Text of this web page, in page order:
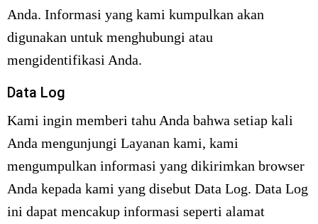
Anda. Informasi yang kami kumpulkan akan
digunakan untuk menghubungi atau
mengidentifikasi Anda.
Data Log
Kami ingin memberi tahu Anda bahwa setiap kali
Anda mengunjungi Layanan kami, kami
mengumpulkan informasi yang dikirimkan browser
Anda kepada kami yang disebut Data Log. Data Log
ini dapat mencakup informasi seperti alamat